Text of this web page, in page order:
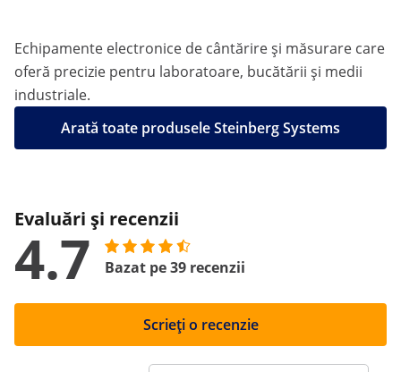
Echipamente electronice de cântărire și măsurare care
oferă precizie pentru laboratoare, bucătării și medii
industriale.
Arată toate produsele Steinberg Systems
Evaluări și recenzii
4.7 Bazat pe 39 recenzii
Scrieți o recenzie